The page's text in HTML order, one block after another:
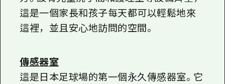
這是一個家長和孩子每天都可以輕鬆地來
這裡，並且安心地訪問的空間。
傳感器室
這是日本足球場的第一個永久傳感器室。它